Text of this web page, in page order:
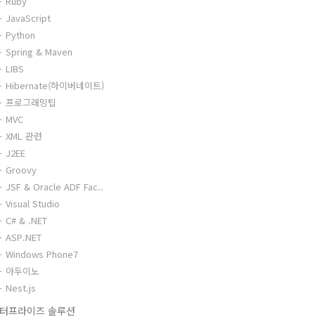
JavaScript
Python
Spring & Maven
LIBS
Hibernate(하이버네이트)
프로그래밍팁
MVC
XML 관련
J2EE
Groovy
JSF & Oracle ADF Fac..
Visual Studio
C# & .NET
ASP.NET
Windows Phone7
아두이노
Nest.js
프라이즈 솔루션